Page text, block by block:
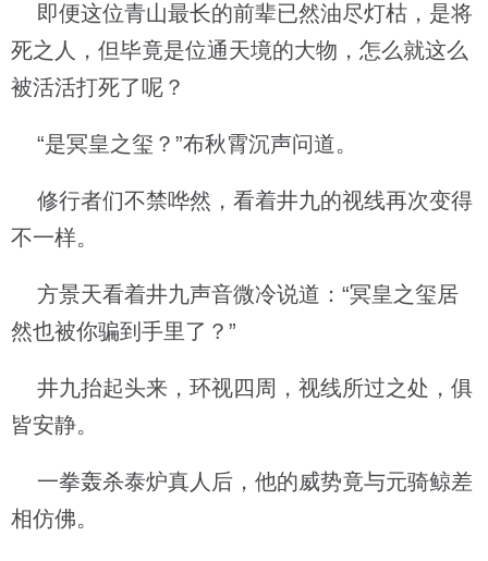
即便这位青山最长的前辈已然油尽灯枯，是将
死之人，但毕竟是位通天境的大物，怎么就这么
被活活打死了呢？
“是冥皇之玺？”布秋霄沉声问道。
修行者们不禁哗然，看着井九的视线再次变得
不一样。
方景天看着井九声音微冷说道：“冥皇之玺居
然也被你骗到手里了？”
井九抬起头来，环视四周，视线所过之处，俱
皆安静。
一拳轰杀泰炉真人后，他的威势竟与元骑鲸差
相仿佛。